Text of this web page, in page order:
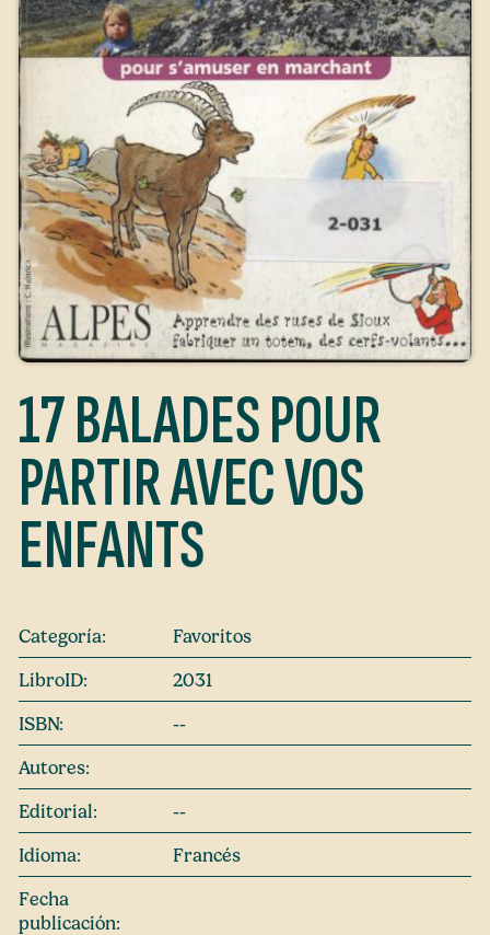
17 BALADES POUR
PARTIR AVEC VOS
ENFANTS
Categoría:
Favoritos
LibroID:
2031
ISBN:
--
Autores:
Editorial:
--
Idioma:
Francés
Fecha
publicación: